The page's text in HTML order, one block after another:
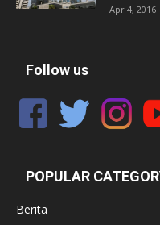
Apr 4, 2016
Follow us
POPULAR
Berita